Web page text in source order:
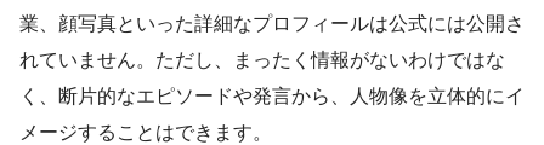
業、顔写真といった詳細なプロフィールは公式には公開さ
れていません。ただし、まったく情報がないわけではな
く、断片的なエピソードや発言から、人物像を立体的にイ
メージすることはできます。